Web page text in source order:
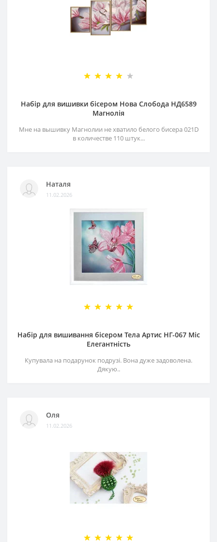
Набір для вишивки бісером Нова Слобода НД6589
Магнолія
Мне на вышивку Магнолии не хватило белого бисера 021D
в количестве 110 штук...
Наталя
11.02.2026
Набір для вишивання бісером Тела Артис НГ-067 Міс
Елегантність
Купувала на подарунок подрузі. Вона дуже задоволена.
Дякую..
Оля
11.02.2026